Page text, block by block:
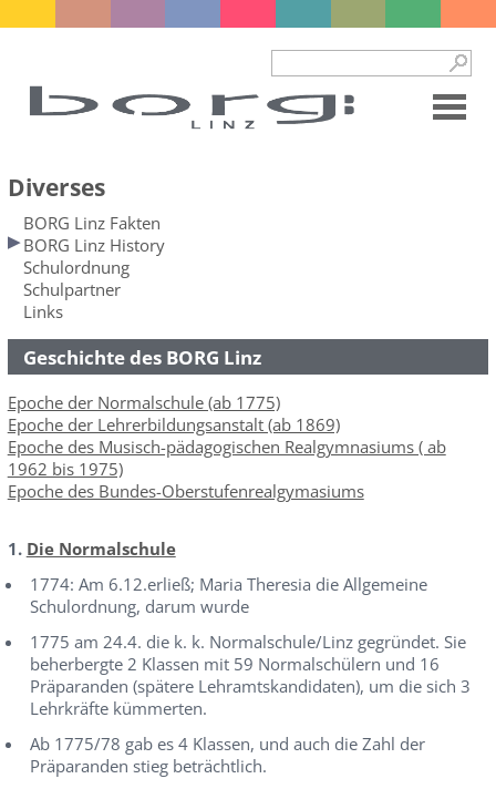
Diverses
BORG Linz Fakten
BORG Linz History
Schulordnung
Schulpartner
Links
Geschichte des BORG Linz
Epoche der Normalschule (ab 1775)
Epoche der Lehrerbildungsanstalt (ab 1869)
Epoche des Musisch-pädagogischen Realgymnasiums ( ab
1962 bis 1975)
Epoche des Bundes-Oberstufenrealgymasiums
1. Die Normalschule
1774: Am 6.12.erließ; Maria Theresia die Allgemeine
Schulordnung, darum wurde
1775 am 24.4. die k. k. Normalschule/Linz gegründet. Sie
beherbergte 2 Klassen mit 59 Normalschülern und 16
Präparanden (spätere Lehramtskandidaten), um die sich 3
Lehrkräfte kümmerten.
Ab 1775/78 gab es 4 Klassen, und auch die Zahl der
Präparanden stieg beträchtlich.